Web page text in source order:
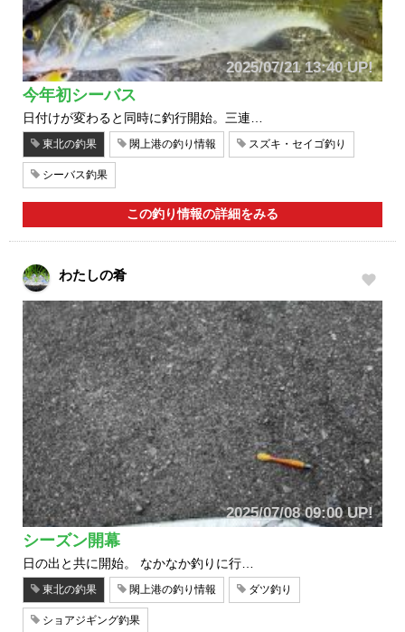
2025/07/21 13:40 UP!
今年初シーバス
日付けが変わると同時に釣行開始。三連…
東北の釣果 閖上港の釣り情報 スズキ・セイゴ釣り
シーバス釣果
この釣り情報の詳細をみる
わたしの肴
2025/07/08 09:00 UP!
シーズン開幕
日の出と共に開始。 なかなか釣りに行…
東北の釣果 閖上港の釣り情報 ダツ釣り
ショアジギング釣果